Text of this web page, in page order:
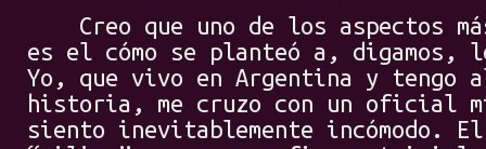
Creo que uno de los aspectos
es el cómo se planteó a,
Yo, que vivo en Argentina y tengo
historia, me cruzo con un oficial
siento inevitablemente